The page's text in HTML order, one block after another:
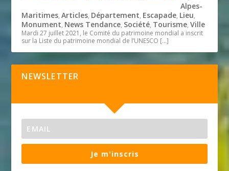
Alpes-
Maritimes,Articles, Département, Escapade, Lieu,
Monument, News Tendance, Société, Tourisme,Ville
Mardi 27 juillet 2021, le Comité du patrimoine mondial a inscrit
sur la Liste du patrimoine mondial de l’UNESCO […]
NEWSLETTER
Je m'inscris